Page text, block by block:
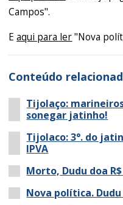
Campos".
Eaqui para ler"Nova
Conteúdo
Tijolaço:
sonegar jatinho!
Tijolaco: 3°. do
IPVA
Morto, Dudu doa
Nova política.